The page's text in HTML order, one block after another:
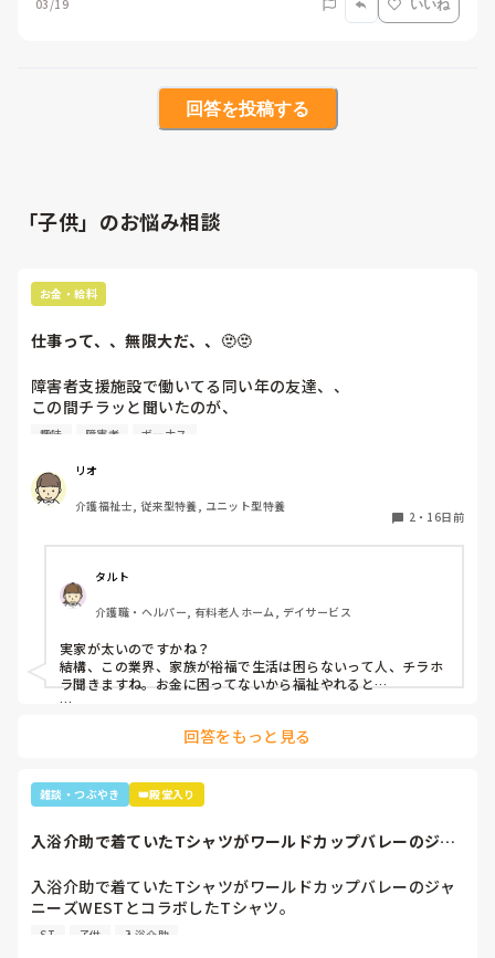
03/19 いいね
回答を投稿する
「子供」のお悩み相談
お金・給料
仕事って、、無限大だ、、🫥🫥
障害者支援施設で働いてる同い年の友達、、
この間チラッと聞いたのが、
手取りは15万くらい   ボーナスは年々減っている
今は一人暮らし(会社側が用意した所 家賃は1万くらい)
今年末に管理者試験を勧められて尚更、、
貯金もして趣味のライブにも行って友達と遊んで
ちゃんと人生楽しめてるみたいだから、凄いわ✨️👏
会社を辞めるか辞めないかは、個人の自由だし
他人は何も口出し出来ないけど、、
趣味 障害者 ボーナス
リオ
介護福祉士, 従来型特養, ユニット型特養
2・ 16日前
タルト
介護職・ヘルパー, 有料老人ホーム, デイサービス
実家が太いのですかね？
結構、この業界、家族が裕福で生活は困らないって人、チラホ
ラ聞きますね。お金に困ってないから福祉やれると…
仕事って価値観と意地ですよね😅
回答をもっと見る
雑談・つぶやき 👑殿堂入り
入浴介助で着ていたTシャツがワールドカップバレーのジャ
入浴介助で着ていたTシャツがワールドカップバレーのジャ
ニーズWESTとコラボしたTシャツ。
暑いししんどいから、せめて好きなTシャツを着て介助しよ
ST 子供 入浴介助